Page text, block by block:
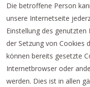
Die betroffene Person
unsere Internetseite
Einstellung des
der Setzung von Cookies
können bereits gesetzte
Internetbrowser oder
werden. Dies ist in allen